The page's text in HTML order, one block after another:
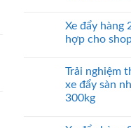
Xe đẩy hàng
hợp cho
Trải nghiệm
xe đẩy sàn
300kg